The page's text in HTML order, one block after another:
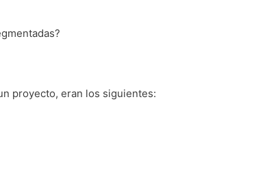
proyecto, eran los siguientes: